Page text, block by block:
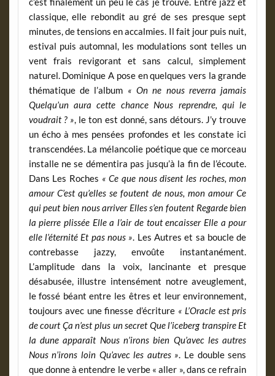
classique, elle rebondit au gré de ses presque sept
minutes, de tensions en accalmies. Il fait jour puis nuit,
estival puis automnal, les modulations sont telles un
vent frais revigorant et sans calcul, simplement
naturel. Dominique A pose en quelques vers la grande
thématique de l’album « On ne nous reverra jamais
Quelqu’un aura cette chance Nous reprendre, qui le
voudrait ? », le ton est donné, sans détours. J’y trouve
un écho à mes pensées profondes et les constate ici
transcendées. La mélancolie poétique que ce morceau
installe ne se démentira pas jusqu’à la fin de l’écoute.
Dans Les Roches « Ce que nous disent les roches, mon
amour C’est qu’elles se foutent de nous, mon amour Ce
qui peut bien nous arriver Elles s’en foutent Regarde bien
la pierre plissée Elle a l’air de tout encaisser Elle a pour
elle l’éternité Et pas nous ». Les Autres et sa boucle de
contrebasse jazzy, envoûte instantanément.
L’amplitude dans la voix, lancinante et presque
désabusée, illustre intensément notre aveuglement,
le fossé béant entre les êtres et leur environnement,
toujours avec une finesse d’écriture « L’Oracle est pris
de court Ça n’est plus un secret Que l’iceberg transpire Et
la dune apparaît Nous n’irons bien Qu’avec les autres
Nous n’irons loin Qu’avec les autres ». Le double sens
que donne à entendre le verbe « aller », dans ce refrain